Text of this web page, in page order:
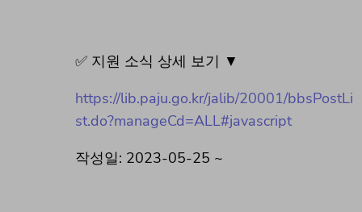
✅ 지원 소식 상세 보기 ▼
https://lib.paju.go.kr/jalib/20001/bbsPostLi
st.do?manageCd=ALL#javascript
작성일: 2023-05-25 ~